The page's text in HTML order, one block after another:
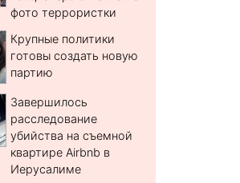
фото террористки
Крупные политики
готовы создать новую
партию
Завершилось
расследование
убийства на съемной
квартире Airbnb в
Иерусалиме